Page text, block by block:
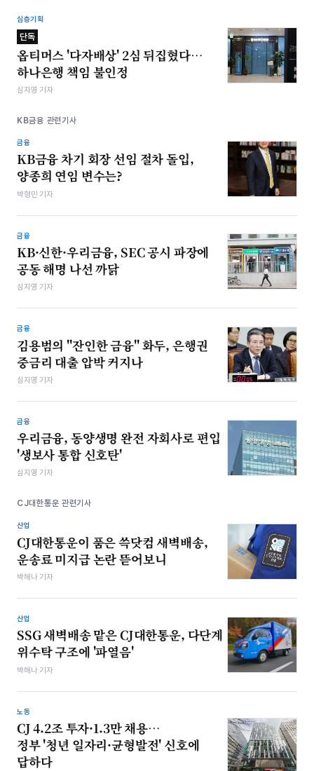
심층기획
단독
옵티머스 '다자배상' 2심 뒤집혔다…
하나은행 책임 불인정
심지영 기자
KB금융 관련기사
금융
KB금융 차기 회장 선임 절차 돌입,
양종희 연임 변수는?
박형민 기자
금융
KB·신한·우리금융, SEC 공시 파장에
공동 해명 나선 까닭
심지영 기자
금융
김용범의 "잔인한 금융" 화두, 은행권
중금리 대출 압박 커지나
심지영 기자
금융
우리금융, 동양생명 완전 자회사로 편입
'생보사 통합 신호탄'
심지영 기자
CJ대한통운 관련기사
산업
CJ대한통운이 품은 쓱닷컴 새벽배송,
운송료 미지급 논란 뜯어보니
박해나 기자
산업
SSG 새벽배송 맡은 CJ대한통운, 다단계
위수탁 구조에 '파열음'
박해나 기자
노동
CJ 4.2조 투자·1.3만 채용…
정부 '청년 일자리·균형발전' 신호에
답하다